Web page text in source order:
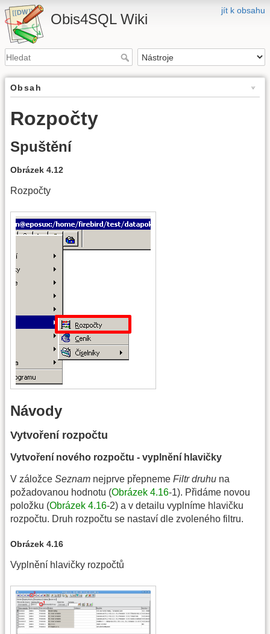
jít k obsahu
Obis4SQL Wiki
Obsah
Rozpočty
Spuštění
Obrázek 4.12
Rozpočty
Návody
Vytvoření rozpočtu
Vytvoření nového rozpočtu - vyplnění hlavičky
V záložce Seznam nejprve přepneme Filtr druhu na
požadovanou hodnotu (Obrázek 4.16-1). Přidáme novou
položku (Obrázek 4.16-2) a v detailu vyplníme hlavičku
rozpočtu. Druh rozpočtu se nastaví dle zvoleného filtru.
Obrázek 4.16
Vyplnění hlavičky rozpočtů